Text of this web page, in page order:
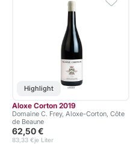
Highlight
Aloxe Corton 2019
Domaine C. Frey, Aloxe-Corton, Côte
de Beaune
62,50 €
je Liter
83,33 €